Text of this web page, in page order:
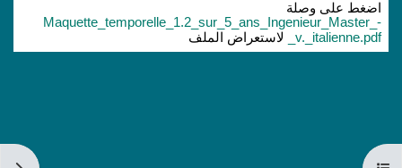
اضغط على وصلة
Maquette_temporelle_1.2_sur_5_ans_Ingenieur_Master_-
_v._italienne.pdf
لاستعراض الملف